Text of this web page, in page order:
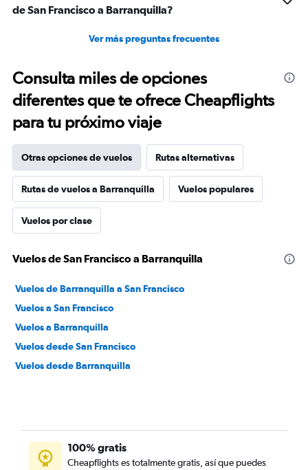
de San Francisco a Barranquilla?
Ver más preguntas frecuentes
Consulta miles de opciones
diferentes que te ofrece Cheapflights
para tu próximo viaje
Otras opciones de vuelos Rutas alternativas
Rutas de vuelos a Barranquilla Vuelos populares
Vuelos por clase
Vuelos de San Francisco a Barranquilla
Vuelos de Barranquilla a San Francisco
Vuelos a San Francisco
Vuelos a Barranquilla
Vuelos desde San Francisco
Vuelos desde Barranquilla
100% gratis
Cheapflights es totalmente gratis, así que puedes